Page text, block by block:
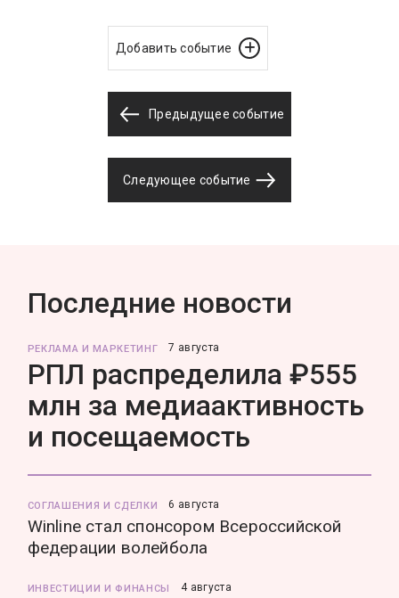
Добавить событие
Предыдущее событие
Следующее событие
Последние новости
РЕКЛАМА И МАРКЕТИНГ 7 августа
РПЛ распределила ₽555
млн за медиаактивность
и посещаемость
СОГЛАШЕНИЯ И СДЕЛКИ 6 августа
Winline стал спонсором Всероссийской
федерации волейбола
ИНВЕСТИЦИИ И ФИНАНСЫ 4 августа